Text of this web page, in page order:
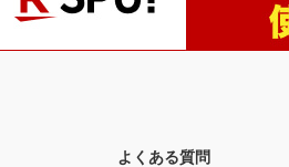
よくある質問